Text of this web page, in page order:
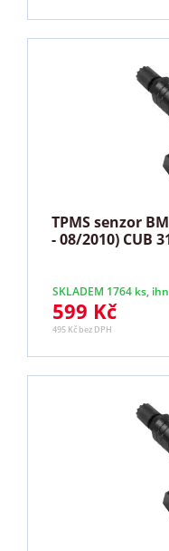
TPMS senzor
- 08/2010) CUB
SKLADEM 1764 ks,
599 Kč
495 Kč bez DPH